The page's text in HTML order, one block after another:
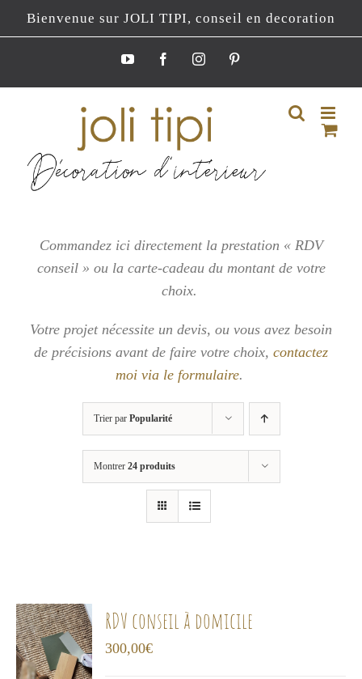
Passer
au
Bienvenue sur JOLI TIPI, conseil en decoration
YouTubeFacebookInstagramPinterest
Commandez ici directement la prestation « RDV
conseil » ou la carte-cadeau du montant de votre
choix.
Votre projet nécessite un devis, ou vous avez besoin
de précisions avant de faire votre choix, contactez
moi via le formulaire.
Trier par Popularité
Montrer 24 produits
RDV conseil à domicile
300,00€